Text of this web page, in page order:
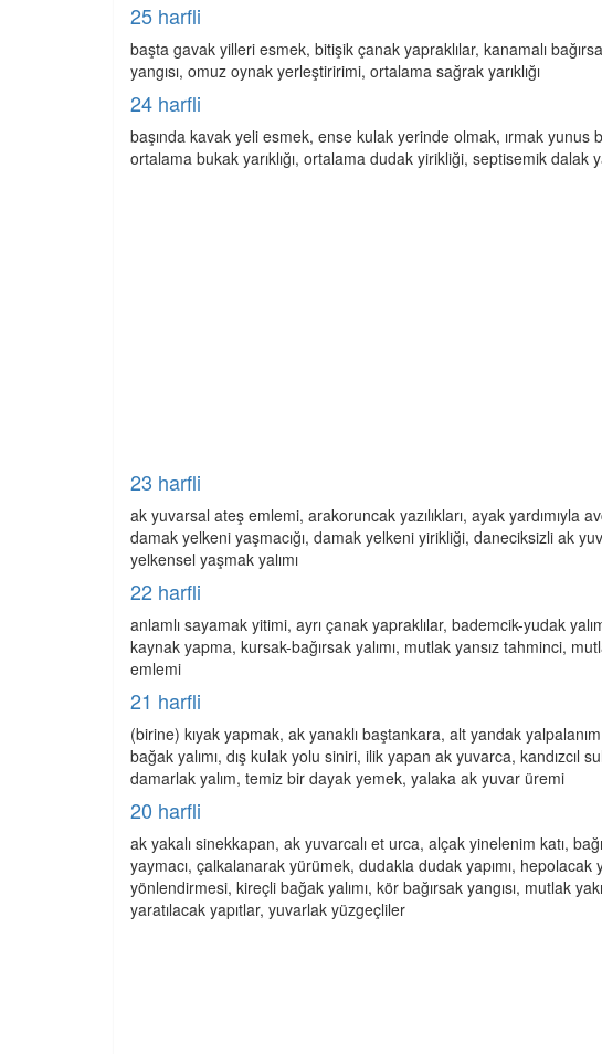
25 harfli
başta gavak yilleri esmek, bitişik çanak yapraklılar, kanamalı
yangısı, omuz oynak yerleştiririmi, ortalama sağrak yarıklığı
24 harfli
başında kavak yeli esmek, ense kulak yerinde olmak, ırmak yunus
ortalama bukak yarıklığı, ortalama dudak yirikliği, septisemik dalak
23 harfli
ak yuvarsal ateş emlemi, arakoruncak yazılıkları, ayak yardımıyla
damak yelkeni yaşmacığı, damak yelkeni yirikliği, daneciksizli ak
yelkensel yaşmak yalımı
22 harfli
anlamlı sayamak yitimi, ayrı çanak yapraklılar, bademcik-yudak
kaynak yapma, kursak-bağırsak yalımı, mutlak yansız tahminci,
emlemi
21 harfli
(birine) kıyak yapmak, ak yanaklı baştankara, alt yandak
bağak yalımı, dış kulak yolu siniri, ilik yapan ak yuvarca, kandızcıl
damarlak yalım, temiz bir dayak yemek, yalaka ak yuvar üremi
20 harfli
ak yakalı sinekkapan, ak yuvarcalı et urca, alçak yinelenim katı,
yaymacı, çalkalanarak yürümek, dudakla dudak yapımı, hepolacak
yönlendirmesi, kireçli bağak yalımı, kör bağırsak yangısı, mutlak
yaratılacak yapıtlar, yuvarlak yüzgeçliler